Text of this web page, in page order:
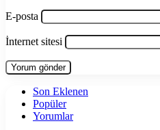
E-posta
İnternet sitesi
Son Eklenen
Popüler
Yorumlar